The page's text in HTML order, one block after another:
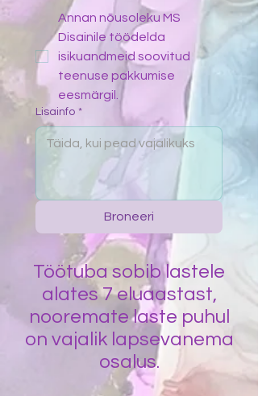
Annan nõusoleku MS
Disainile töödelda
isikuandmeid soovitud
teenuse pakkumise
eesmärgil.
Lisainfo *
Broneeri
Töötuba sobib lastele
alates 7 eluaastast,
nooremate laste puhul
on vajalik lapsevanema
osalus.